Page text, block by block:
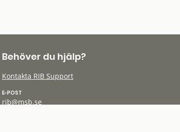
Behöver du hjälp?
Kontakta RIB Support
E-POST
rib@msb.se